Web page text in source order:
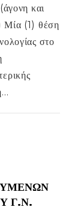
και
Μία (1) θέση
στο
Γ.Ν.